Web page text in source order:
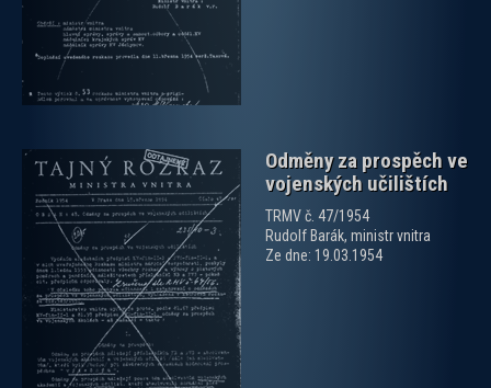
Odměny za prospěch ve
vojenských učilištích
TRMV č. 47/1954
Rudolf Barák, ministr vnitra
Ze dne: 19.03.1954
zobrazit PDF dokument